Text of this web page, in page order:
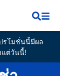
รโมชั่นนี้มีผล
แต่วันนี้!